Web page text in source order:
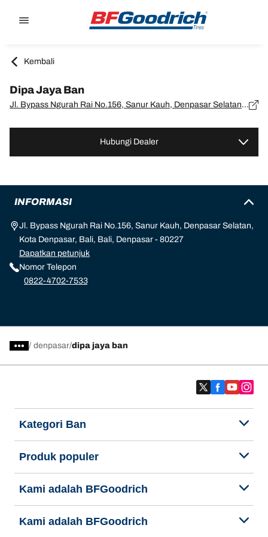
Kembali
Dipa Jaya Ban
Jl. Bypass Ngurah Rai No.156, Sanur Kauh, Denpasar Selatan, Kota Denpasar, Bali, Bali, Denpasar - 80227
Hubungi Dealer
INFORMASI
Jl. Bypass Ngurah Rai No.156, Sanur Kauh, Denpasar Selatan,
Kota Denpasar, Bali, Bali, Denpasar - 80227
Dapatkan petunjuk
Nomor Telepon
0822-4702-7533
/ denpasar dipa jaya ban
Kategori Ban
Produk populer
Kami adalah BFGoodrich
Kami adalah BFGoodrich